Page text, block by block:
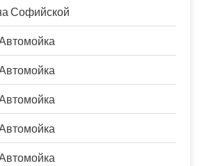
Софийской